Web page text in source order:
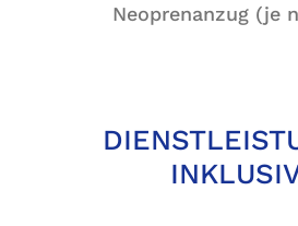
Neoprenanzug (je